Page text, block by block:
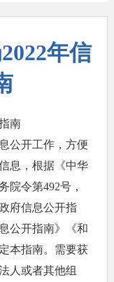
年信
南
公开工作，方便
息，根据《中华
院令第492号，
府信息公开指
公开指南》《和
本指南。需要获
人或者其他组